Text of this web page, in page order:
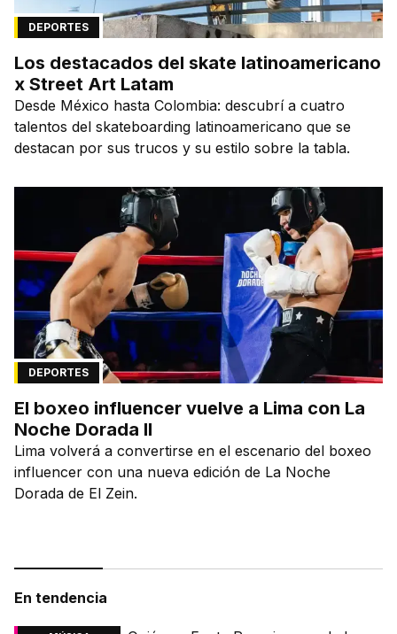
DEPORTES
Los destacados del skate latinoamericano
x Street Art Latam
Desde México hasta Colombia: descubrí a cuatro
talentos del skateboarding latinoamericano que se
destacan por sus trucos y su estilo sobre la tabla.
DEPORTES
El boxeo influencer vuelve a Lima con La
Noche Dorada II
Lima volverá a convertirse en el escenario del boxeo
influencer con una nueva edición de La Noche
Dorada de El Zein.
En tendencia